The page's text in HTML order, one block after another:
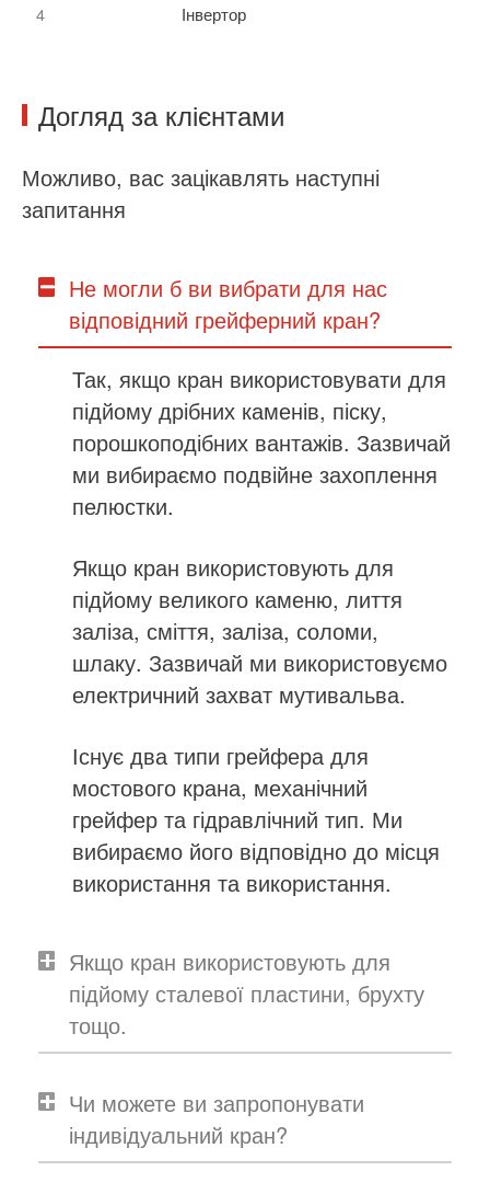
4 Інвертор
Догляд за клієнтами
Можливо, вас зацікавлять наступні
запитання
Не могли б ви вибрати для нас
відповідний грейферний кран?
Так, якщо кран використовувати для
підйому дрібних каменів, піску,
порошкоподібних вантажів. Зазвичай
ми вибираємо подвійне захоплення
пелюстки.
Якщо кран використовують для
підйому великого каменю, лиття
заліза, сміття, заліза, соломи,
шлаку. Зазвичай ми використовуємо
електричний захват мутивальва.
Існує два типи грейфера для
мостового крана, механічний
грейфер та гідравлічний тип. Ми
вибираємо його відповідно до місця
використання та використання.
Якщо кран використовують для
підйому сталевої пластини, брухту
тощо.
Чи можете ви запропонувати
індивідуальний кран?